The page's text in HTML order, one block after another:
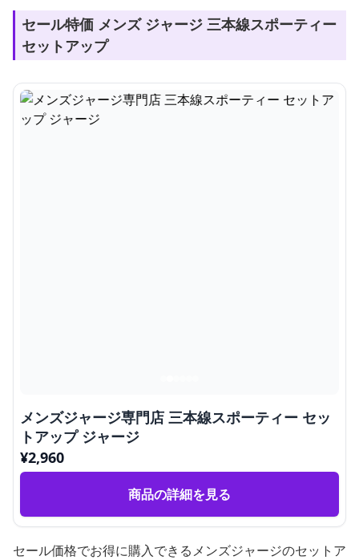
セール特価 メンズ ジャージ 三本線スポーティー
セットアップ
メンズジャージ専門店 三本線スポーティー セッ
トアップ ジャージ
¥2,960
商品の詳細を見る
セール価格でお得に購入できるメンズジャージのセットア